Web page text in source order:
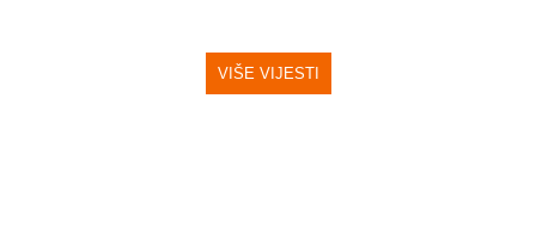
VIŠE VIJESTI